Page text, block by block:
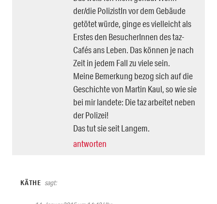
der/die PolizistIn vor dem Gebäude
getötet würde, ginge es vielleicht als
Erstes den BesucherInnen des taz-
Cafés ans Leben. Das können je nach
Zeit in jedem Fall zu viele sein.
Meine Bemerkung bezog sich auf die
Geschichte von Martin Kaul, so wie sie
bei mir landete: Die taz arbeitet neben
der Polizei!
Das tut sie seit Langem.
antworten
KÄTHE sagt: